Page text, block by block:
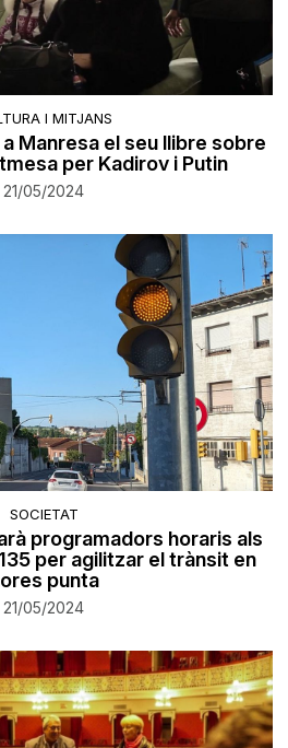
I MITJANS
Manresa el seu llibre sobre
per Kadirov i Putin
21/05/2024
SOCIETAT
programadors horaris als
per agilitzar el trànsit en
punta
21/05/2024